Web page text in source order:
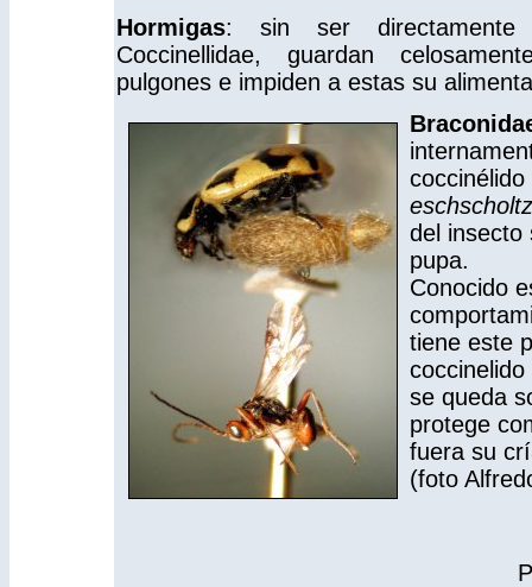
Hormigas: sin ser directamente
Coccinellidae, guardan
pulgones e impiden a estas su
coccinélido
del insecto
pupa.
Conocido
tiene este
coccinelido
se queda
protege
fuera su
(foto